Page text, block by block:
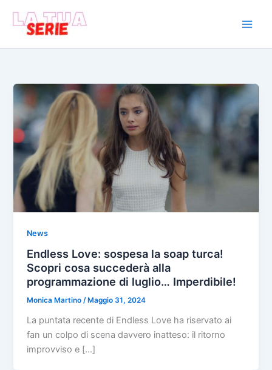
contenuto
News
Endless Love: sospesa la soap turca!
Scopri cosa succederà alla
programmazione di luglio… Imperdibile!
Monica Martino/ Maggio 31, 2024
La puntata recente di Endless Love ha riservato ai
fan un colpo di scena davvero inatteso: il ritorno
improvviso e […]